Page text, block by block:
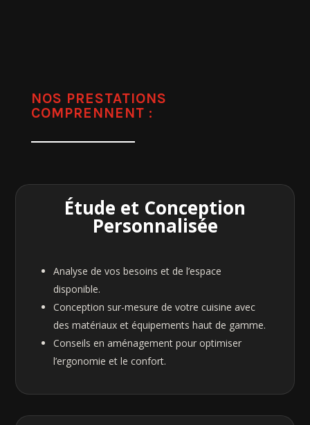
NOS PRESTATIONS
COMPRENNENT :
Étude et Conception
Personnalisée
Analyse de vos besoins et de l’espace
disponible.
Conception sur-mesure de votre cuisine avec
des matériaux et équipements haut de gamme.
Conseils en aménagement pour optimiser
l’ergonomie et le confort.